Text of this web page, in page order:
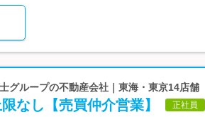
グループの不動産会社｜東海・東京14店舗
なし【売買仲介営業】 正社員